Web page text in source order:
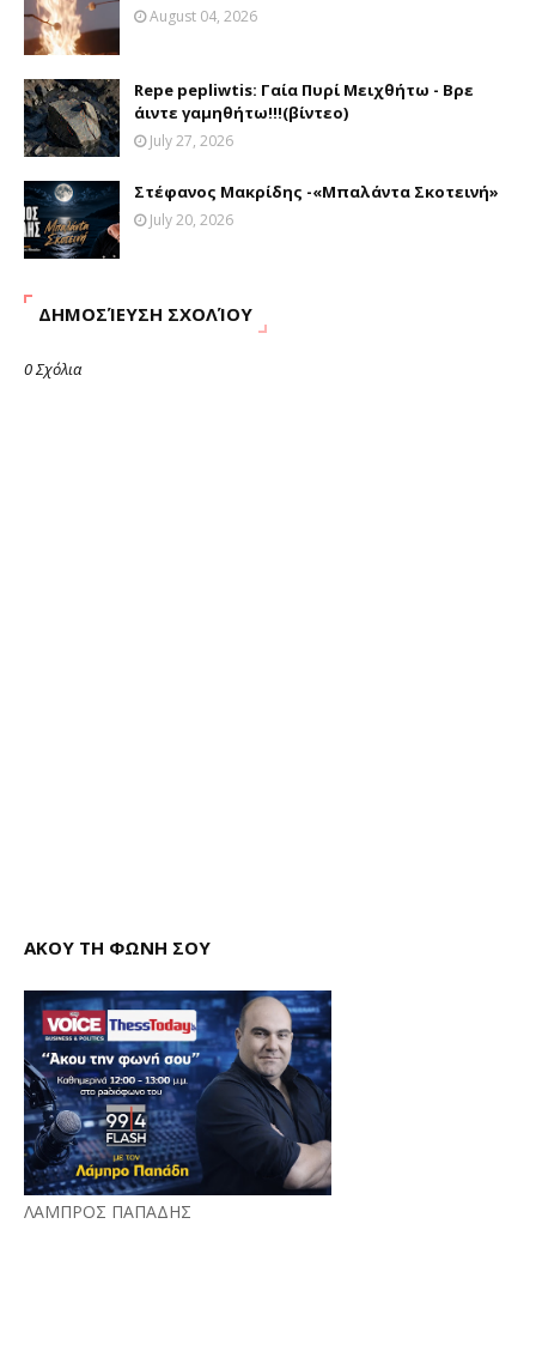
August 04, 2026
Repe pepliwtis: Γαία Πυρί Μειχθήτω - Βρε
άιντε γαμηθήτω!!!(βίντεο)
July 27, 2026
Στέφανος Μακρίδης -«Μπαλάντα Σκοτεινή»
July 20, 2026
ΔΗΜΟΣΊΕΥΣΗ ΣΧΟΛΊΟΥ
0 Σχόλια
ΑΚΟΥ ΤΗ ΦΩΝΗ ΣΟΥ
ΛΑΜΠΡΟΣ ΠΑΠΑΔΗΣ